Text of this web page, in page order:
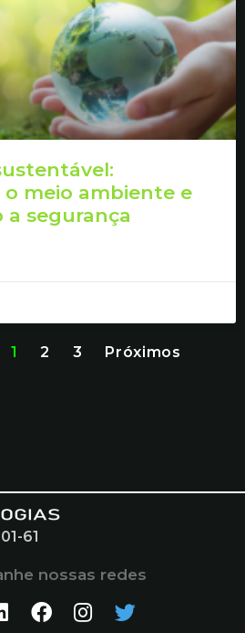
meio ambiente e
a segurança
1 2 3 Próximos
61
nossas redes